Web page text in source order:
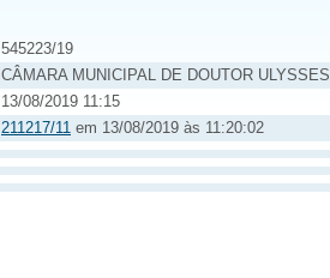
545223/19
CÂMARA MUNICIPAL DE DOUTOR ULYSSES
13/08/2019 11:15
211217/11 em 13/08/2019 às 11:20:02